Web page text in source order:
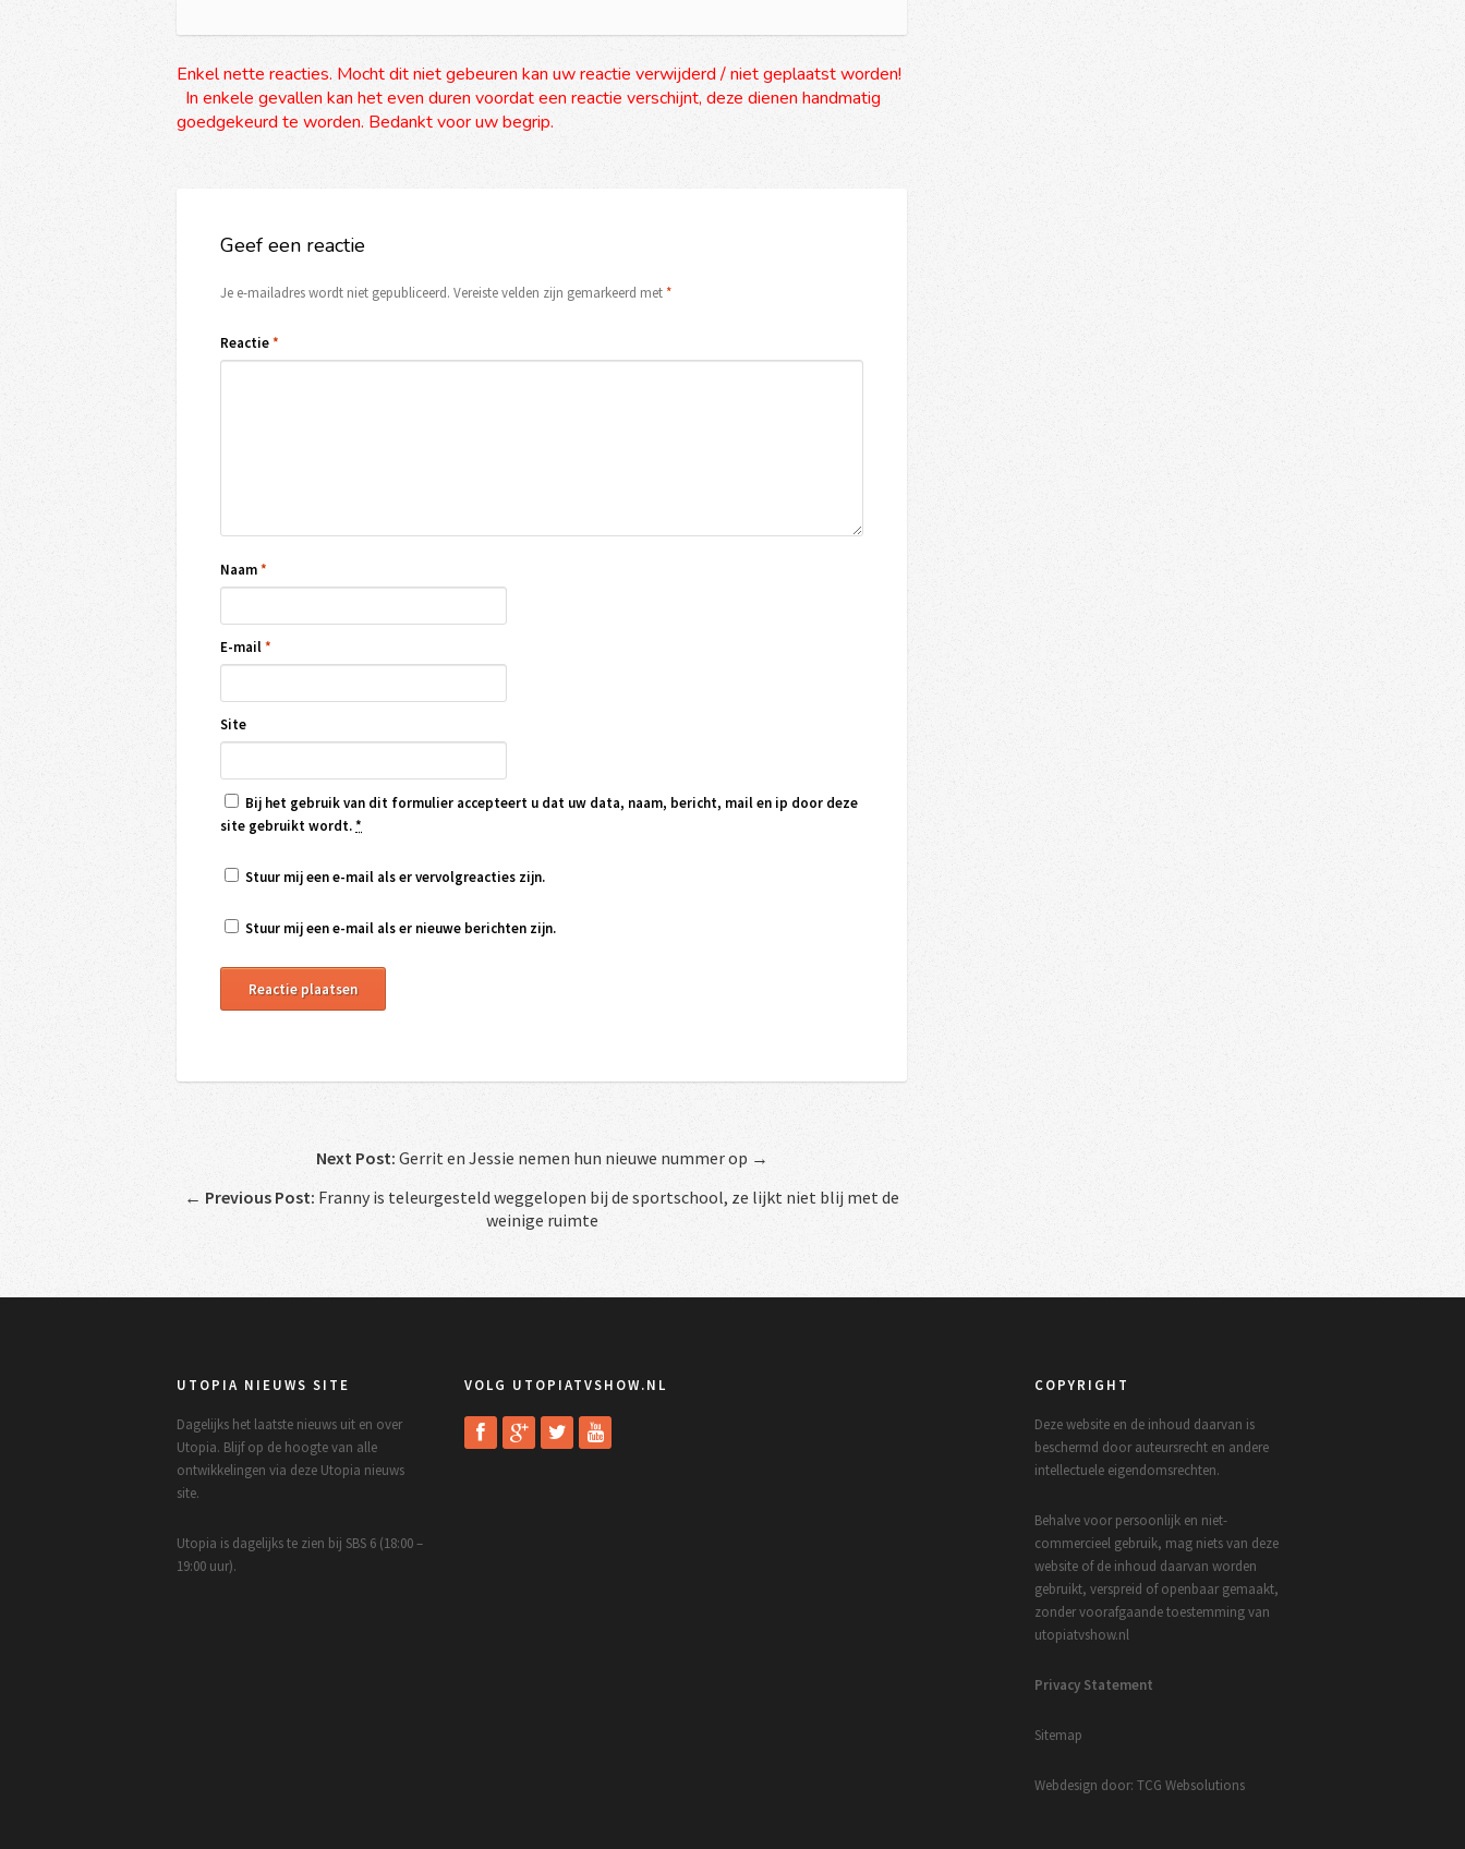
Enkel nette reacties. Mocht dit niet gebeuren kan uw reactie verwijderd / niet geplaatst worden!
In enkele gevallen kan het even duren voordat een reactie verschijnt, deze dienen handmatig
goedgekeurd te worden. Bedankt voor uw begrip.
Geef een reactie
Je e-mailadres wordt niet gepubliceerd. Vereiste velden zijn gemarkeerd met*
Reactie*
Naam*
E-mail*
Site
Bij het gebruik van dit formulier accepteert u dat uw data, naam, bericht, mail en ip door deze
site gebruikt wordt.*
Stuur mij een e-mail als er vervolgreacties zijn.
Stuur mij een e-mail als er nieuwe berichten zijn.
Next Post: Gerrit en Jessie nemen hun nieuwe nummer op →
← Previous Post: Franny is teleurgesteld weggelopen bij de sportschool, ze lijkt niet blij met de
weinige ruimte
UTOPIA NIEUWS SITE
Dagelijks het laatste nieuws uit en over
Utopia. Blijf op de hoogte van alle
ontwikkelingen via deze Utopia nieuws
site.
Utopia is dagelijks te zien bij SBS 6 (18:00 –
19:00 uur).
VOLG UTOPIATVSHOW.NL COPYRIGHT
Deze website en de inhoud daarvan is
beschermd door auteursrecht en andere
intellectuele eigendomsrechten.
Behalve voor persoonlijk en niet-
commercieel gebruik, mag niets van deze
website of de inhoud daarvan worden
gebruikt, verspreid of openbaar gemaakt,
zonder voorafgaande toestemming van
utopiatvshow.nl
Privacy Statement
Sitemap
Webdesign door: TCG Websolutions